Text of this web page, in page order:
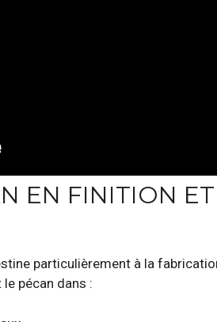
EN FINITION
particulièrement à la
pécan dans :